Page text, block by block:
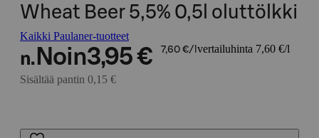
Wheat Beer 5,5% 0,5l oluttölkki
Kaikki Paulaner-tuotteet
n. Noin3,95 € 7,60 €/l vertailuhinta 7,60 €/l
Sisältää pantin 0,15 €